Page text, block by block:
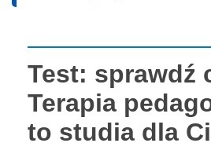
Test: sprawdź
Terapia
to studia dla